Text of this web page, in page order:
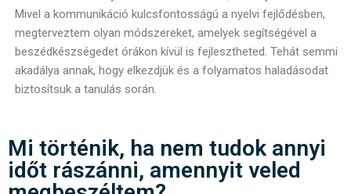
Mivel a kommunikáció kulcsfontosságú a nyelvi fejlődésben,
megterveztem olyan módszereket, amelyek segítségével a
beszédkészségedet órákon kívül is fejlesztheted. Tehát semmi
akadálya annak, hogy elkezdjük és a folyamatos haladásodat
biztosítsuk a tanulás során.
Mi történik, ha nem tudok annyi
időt rászánni, amennyit veled